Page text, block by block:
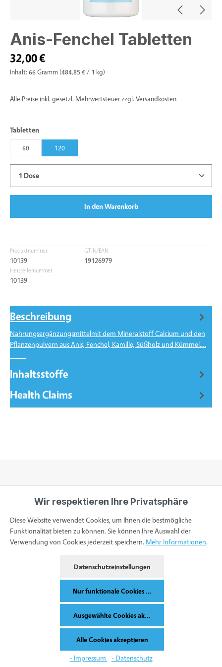
Anis-Fenchel Tabletten
32,00 €
Inhalt: 66 Gramm (484,85 € / 1 kg)
Alle Preise inkl. gesetzl. Mehrwertsteuer zzgl. Versandkosten
Tablettenauswählen
60 120
Produkt Anzahl: Gib den gewünschten Wert ein oder
In den Warenkorb
Produktnummer:
10139
GTIN/EAN:
19126979
Herstellernummer:
10139
Beschreibung
Nahrungsergänzungsmittelmit dem Mineralstoff Calcium und den
Pflanzenpulvern aus Anis, Fenchel, Kamille, Süßholz und Kümmel.…
Inhaltsstoffe
Health Claims
Informationen
© 2026 Synomed - with byMainwebsolutions
Nachnahmegebühren, wenn nicht anders angegeben.
Werkzeugleiste anzeigen
Wir respektieren Ihre Privatsphäre
Diese Website verwendet Cookies, um Ihnen die bestmögliche
Funktionalität bieten zu können. Sie können Ihre Auswahl der
Verwendung von Cookies jederzeit speichern. Mehr Informationen.
Datenschutzeinstellungen
Nur funktionale Cookies akzeptieren
Ausgewählte Cookies akzeptieren
Alle Cookies akzeptieren
- Impressum - Datenschutz